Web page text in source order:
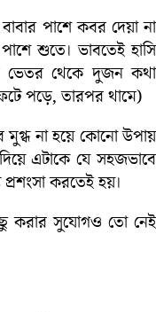
পাশে কবর দেয়া না
শুতে। ভাবতেই হাসি
ভেতর থেকে দুজন কথা
পড়ে, তারপর থামে)
না হয়ে কোনো উপায়
এটাকে যে সহজভাবে
করতেই হয়।
করার সুযোগও তো নেই